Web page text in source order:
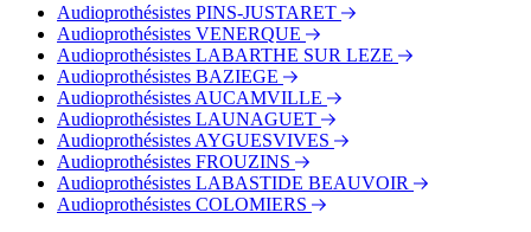
Audioprothésistes PINS-JUSTARET
Audioprothésistes VENERQUE
Audioprothésistes LABARTHE SUR LEZE
Audioprothésistes BAZIEGE
Audioprothésistes AUCAMVILLE
Audioprothésistes LAUNAGUET
Audioprothésistes AYGUESVIVES
Audioprothésistes FROUZINS
Audioprothésistes LABASTIDE BEAUVOIR
Audioprothésistes COLOMIERS